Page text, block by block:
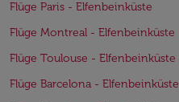
Flüge Paris - Elfenbeinküste
Flüge Montreal - Elfenbeinküste
Flüge Toulouse - Elfenbeinküste
Flüge Barcelona - Elfenbeinküste